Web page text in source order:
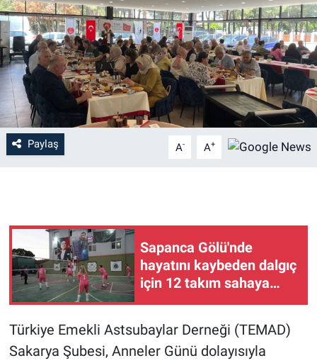
Paylaş A- A+
Sapanca Gölü'nde
hayatını kaybeden dalgıç
için 12 takım sahaya
çıktı
Türkiye Emekli Astsubaylar Derneği (TEMAD)
Sakarya Şubesi, Anneler Günü dolayısıyla
HALK54 PANORAMA